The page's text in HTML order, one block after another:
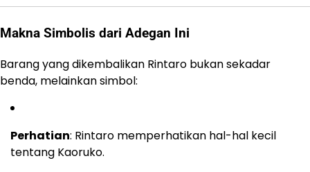
Makna Simbolis dari Adegan Ini
Barang yang dikembalikan Rintaro bukan sekadar
benda, melainkan simbol:
Perhatian: Rintaro memperhatikan hal-hal kecil
tentang Kaoruko.